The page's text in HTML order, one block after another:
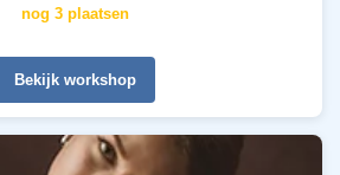
nog 3 plaatsen
Bekijk workshop